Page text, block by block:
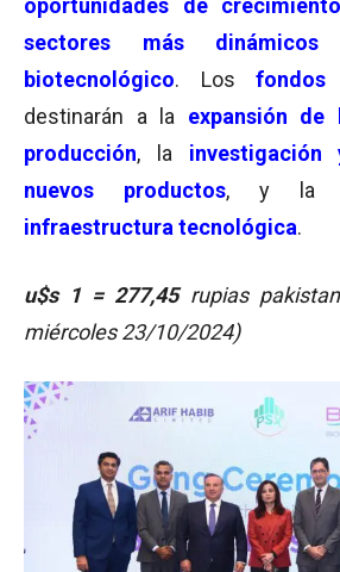
oportunidades de crecimiento
sectores más dinámicos
biotecnológico. Los fondos
destinarán a la expansión de
producción, la
nuevos productos, y la
infraestructura tecnológica.
u$s 1 = 277,45rupias
miércoles 23/10/2024)